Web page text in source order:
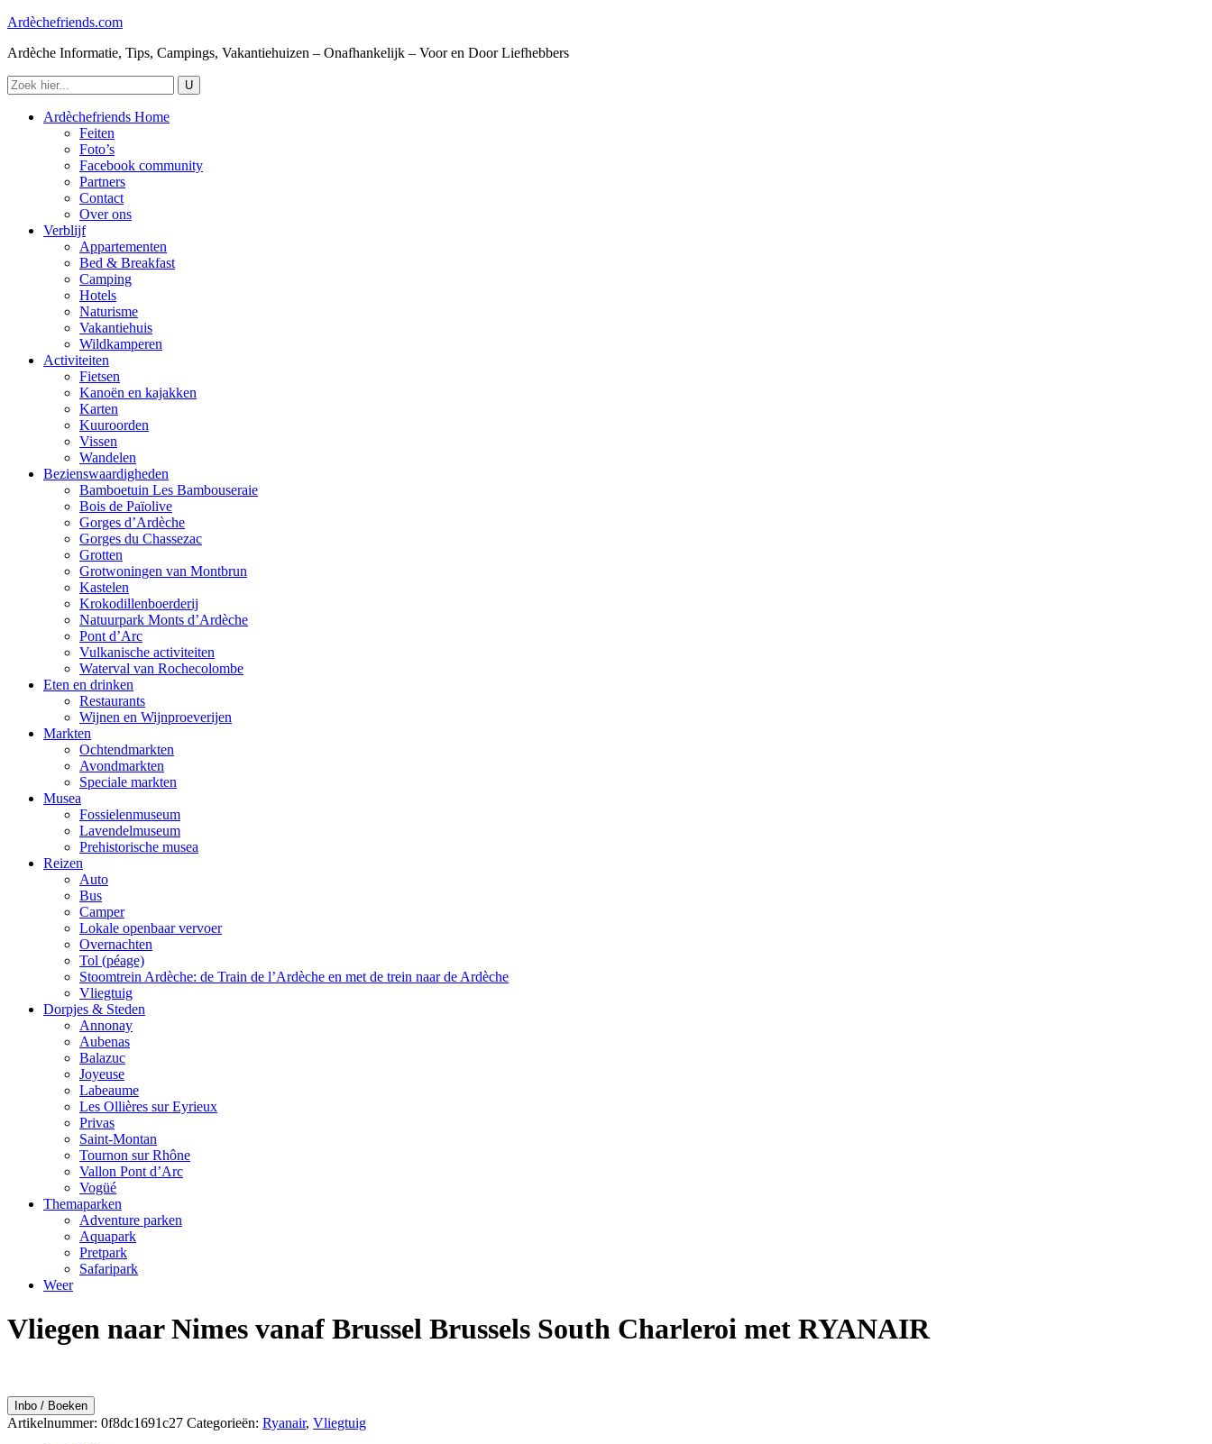
Ardèchefriends.com
Ardèche Informatie, Tips, Campings, Vakantiehuizen – Onafhankelijk – Voor en Door Liefhebbers
Ardèchefriends Home
Feiten
Foto’s
Facebook community
Partners
Contact
Over ons
Verblijf
Appartementen
Bed & Breakfast
Camping
Hotels
Naturisme
Vakantiehuis
Wildkamperen
Activiteiten
Fietsen
Kanoën en kajakken
Karten
Kuuroorden
Vissen
Wandelen
Bezienswaardigheden
Bamboetuin Les Bambouseraie
Bois de Païolive
Gorges d’Ardèche
Gorges du Chassezac
Grotten
Grotwoningen van Montbrun
Kastelen
Krokodillenboerderij
Natuurpark Monts d’Ardèche
Pont d’Arc
Vulkanische activiteiten
Waterval van Rochecolombe
Eten en drinken
Restaurants
Wijnen en Wijnproeverijen
Markten
Ochtendmarkten
Avondmarkten
Speciale markten
Musea
Fossielenmuseum
Lavendelmuseum
Prehistorische musea
Reizen
Auto
Bus
Camper
Lokale openbaar vervoer
Overnachten
Tol (péage)
Stoomtrein Ardèche: de Train de l’Ardèche en met de trein naar de Ardèche
Vliegtuig
Dorpjes & Steden
Annonay
Aubenas
Balazuc
Joyeuse
Labeaume
Les Ollières sur Eyrieux
Privas
Saint-Montan
Tournon sur Rhône
Vallon Pont d’Arc
Vogüé
Themaparken
Adventure parken
Aquapark
Pretpark
Safaripark
Weer
Vliegen naar Nimes vanaf Brussel Brussels South Charleroi met RYANAIR
Inbo / Boeken
Artikelnummer: 0f8dc1691c27 Categorieën: Ryanair, Vliegtuig